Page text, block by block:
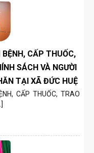
BỆNH, CẤP THUỐC,
SÁCH VÀ NGƯỜI
TẠI XÃ ĐỨC HUỆ
CẤP THUỐC, TRAO